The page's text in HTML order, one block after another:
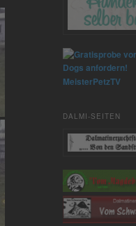
MeisterPetzTV
DALMI-SEITEN